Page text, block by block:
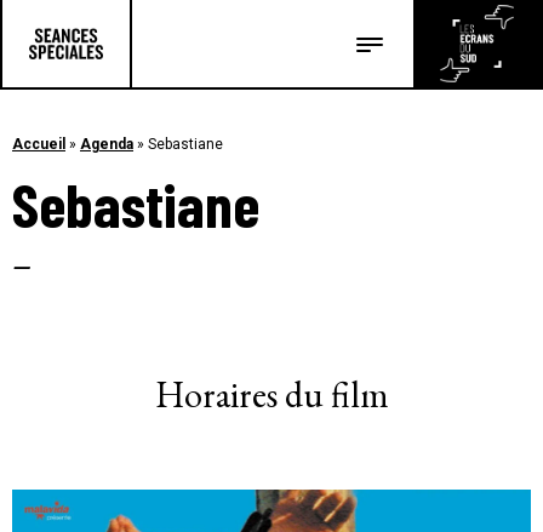
Les articles
Accueil » Agenda » Sebastiane
Sebastiane
–
Horaires du film